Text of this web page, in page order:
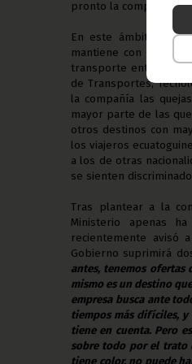
pronto la compañía
En este ámbito,
mantiene con la
transporte entre el
de Transportes,
la compañía las
mayor parte de las
otros destinos con
los viajeros
a los de otras
se sienten
Tras plantear a la
Ministerio apenas
recientemente avisó
Gobierno suprimirá
antes, tenemos ofertas
mismo es un destino
empresa busca ante
tiempos más difíciles,
tiene en cuenta. Pero
sobre todo por el trato
tiene color, no puede